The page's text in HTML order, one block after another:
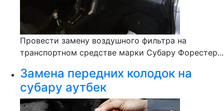
Провести замену воздушного фильтра на
транспортном средстве марки Субару Форестер...
Замена передних колодок на
субару аутбек